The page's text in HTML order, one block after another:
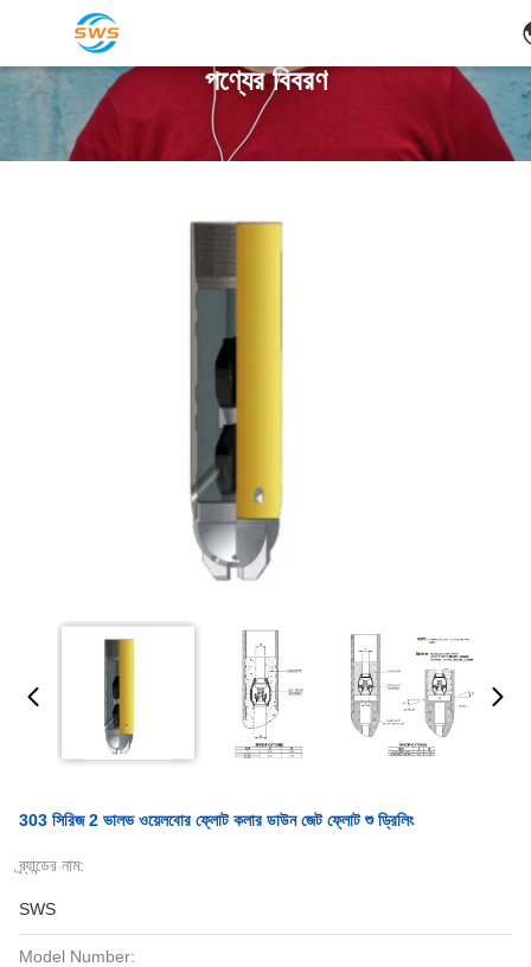
পণ্যের বিবরণ
303 সিরিজ 2 ভালভ ওয়েলবোর ফ্লোট কলার ডাউন জেট ফ্লোট শু ড্রিলিং
ব্র্যান্ডের নাম:
SWS
Model Number: